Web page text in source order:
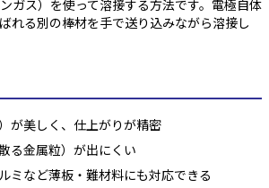
ガス）を使って溶接する方法です。電極自体
れる別の棒材を手で送り込みながら溶接し
が美しく、仕上がりが精密
る金属粒）が出にくい
ミなど薄板・難材料にも対応できる